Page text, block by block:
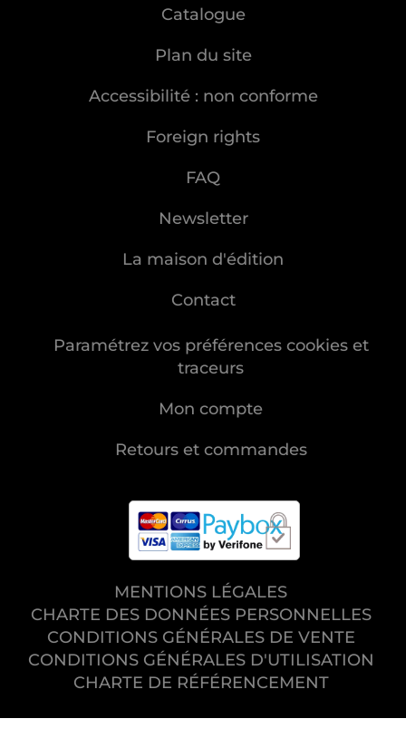
Catalogue
Plan du site
Accessibilité : non conforme
Foreign rights
FAQ
Newsletter
La maison d'édition
Contact
Paramétrez vos préférences cookies et
traceurs
Mon compte
Retours et commandes
MENTIONS LÉGALES
CHARTE DES DONNÉES PERSONNELLES
CONDITIONS GÉNÉRALES DE VENTE
CONDITIONS GÉNÉRALES D'UTILISATION
CHARTE DE RÉFÉRENCEMENT